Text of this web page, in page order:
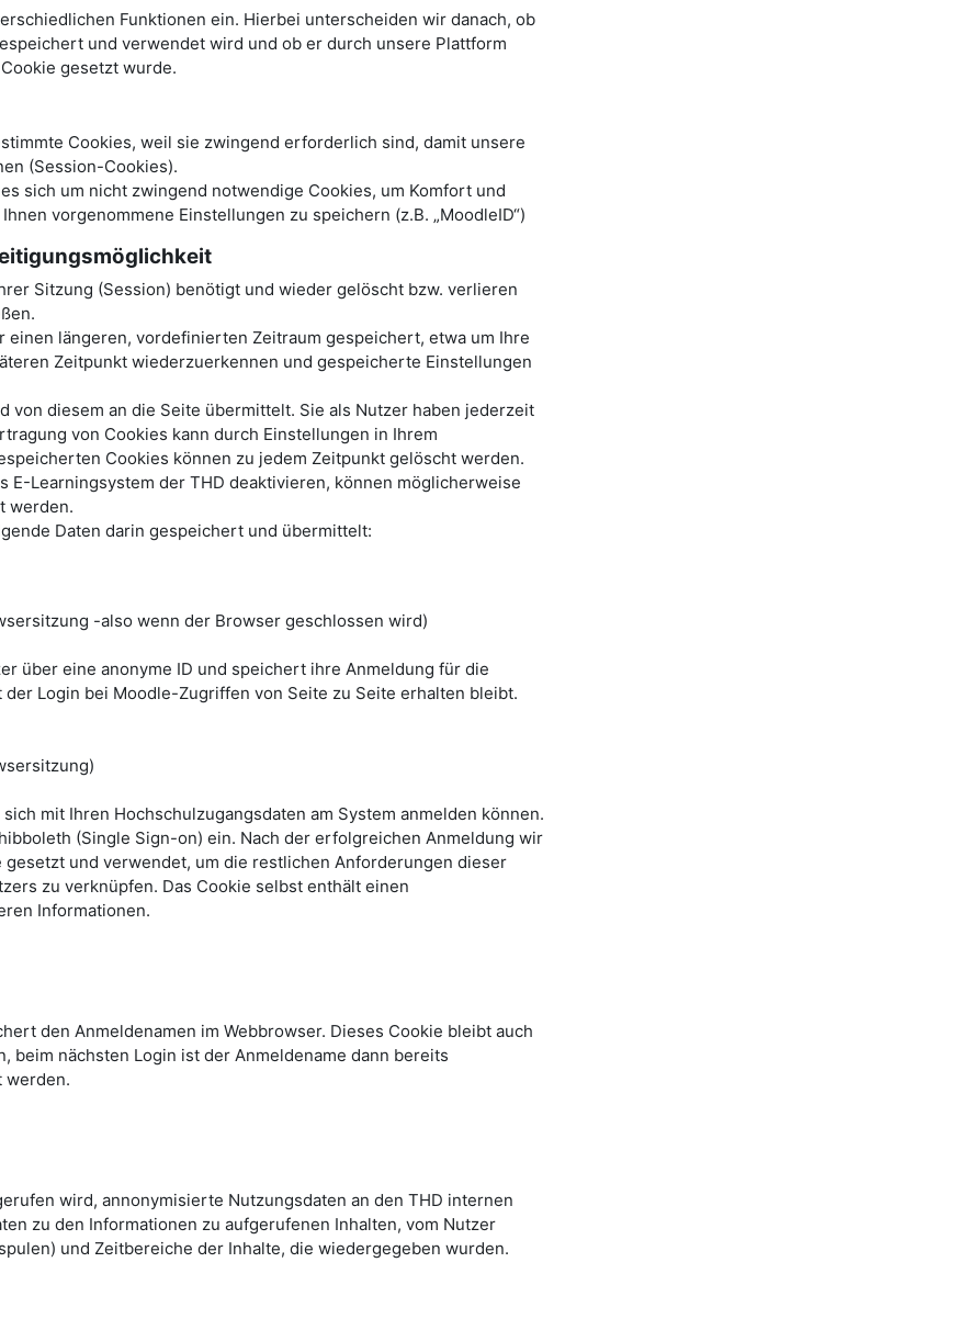
Funktionen ein. Hierbei unterscheiden wir danach, ob
und verwendet wird und ob er durch unsere Plattform
gesetzt wurde.
Cookies, weil sie zwingend erforderlich sind, damit unsere
(Session-Cookies).
sich um nicht zwingend notwendige Cookies, um Komfort und
vorgenommene Einstellungen zu speichern (z.B. „MoodleID“)
Sitzung (Session) benötigt und wieder gelöscht bzw. verlieren
einen längeren, vordefinierten Zeitraum gespeichert, etwa um Ihre
Zeitpunkt wiederzuerkennen und gespeicherte Einstellungen
diesem an die Seite übermittelt. Sie als Nutzer haben jederzeit
von Cookies kann durch Einstellungen in Ihrem
Cookies können zu jedem Zeitpunkt gelöscht werden.
Learningsystem der THD deaktivieren, können möglicherweise
werden.
Daten darin gespeichert und übermittelt:
-also wenn der Browser geschlossen wird)
über eine anonyme ID und speichert ihre Anmeldung für die
Login bei Moodle-Zugriffen von Seite zu Seite erhalten bleibt.
mit Ihren Hochschulzugangsdaten am System anmelden können.
(Single Sign-on) ein. Nach der erfolgreichen Anmeldung wir
und verwendet, um die restlichen Anforderungen dieser
zu verknüpfen. Das Cookie selbst enthält einen
Informationen.
den Anmeldenamen im Webbrowser. Dieses Cookie bleibt auch
beim nächsten Login ist der Anmeldename dann bereits
werden.
wird, annonymisierte Nutzungsdaten an den THD internen
zu den Informationen zu aufgerufenen Inhalten, vom Nutzer
und Zeitbereiche der Inhalte, die wiedergegeben wurden.